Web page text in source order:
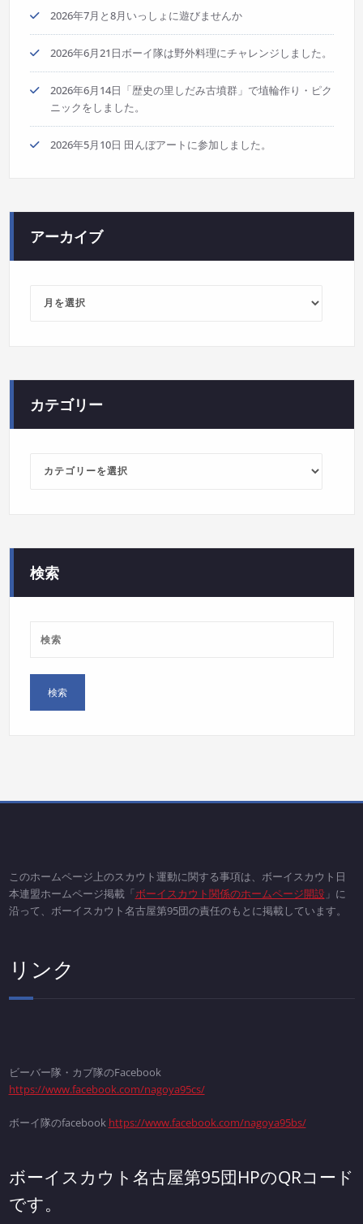
2026年7月と8月いっしょに遊びませんか
2026年6月21日ボーイ隊は野外料理にチャレンジしました。
2026年6月14日「歴史の里しだみ古墳群」で埴輪作り・ピク
ニックをしました。
2026年5月10日 田んぼアートに参加しました。
アーカイブ
カテゴリー
ー
検索
このホームページ上のスカウト運動に関する事項は、ボーイスカウト日
本連盟ホームページ掲載「ボーイスカウト関係のホームページ開設」に
沿って、ボーイスカウト名古屋第95団の責任のもとに掲載しています。
リンク
ビーバー隊・カブ隊のFacebook
https://www.facebook.com/nagoya95cs/
ボーイ隊のfacebook https://www.facebook.com/nagoya95bs/
ボーイスカウト名古屋第95団HPのQRコード
です。